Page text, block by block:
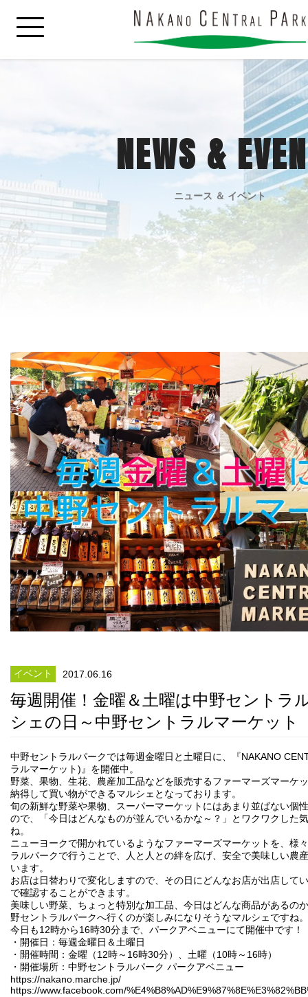
NEWS &
ニュース ＆ イベント
イベント 2017.06.16
毎週開催！金曜＆土曜は中野セントラ
シェの日～中野セントラルマーケット
中野セントラルパークでは毎週金曜日と土曜日に、『NAKANO
ラルマーケット)』を開催中。
野菜、果物、生花、農産加工品などを販売するファーマーズマーケ
納得して買い物ができるマルシェとなっております。
旬の新鮮な野菜や果物、スーパーマーケットにはあまり並ばない個
ので、「今日はどんなものが並んでいるかな～？」とワクワクした
ね。
ニューヨークで開かれているようなファーマーズマーケットを、様
ラルパークで行うことで、人と人との絆を広げ、安全で美味しい農
います。
お店は日替わりで変化しますので、その日にどんなお店が出店して
で確認することができます。
美味しい野菜、ちょっと特別な加工品、今日はどんな商品があるの
野セントラルパークへ行くのが楽しみになりそうなマルシェですね。
今日も12時から16時30分まで、パークアベニューにて開催中です！
・開催日：毎週金曜日＆土曜日
・開催時間：金曜（12時～16時30分）、土曜（10時～16時）
・開催場所：中野セントラルパーク パークアベニュー
https://nakano.marche.jp/
https://www.facebook.com/